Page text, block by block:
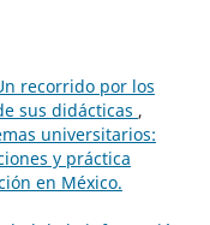
recorrido por los
sus didácticas ,
universitarios:
y práctica
en México.